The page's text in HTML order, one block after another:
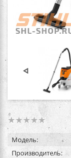
Модель:
Производитель: